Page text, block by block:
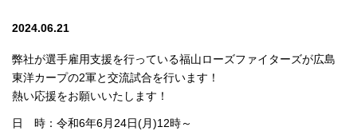
2024.06.21
弊社が選手雇用支援を行っている福山ローズファイターズが広島
東洋カープの2軍と交流試合を行います！
熱い応援をお願いいたします！
日 時：令和6年6月24日(月)12時～